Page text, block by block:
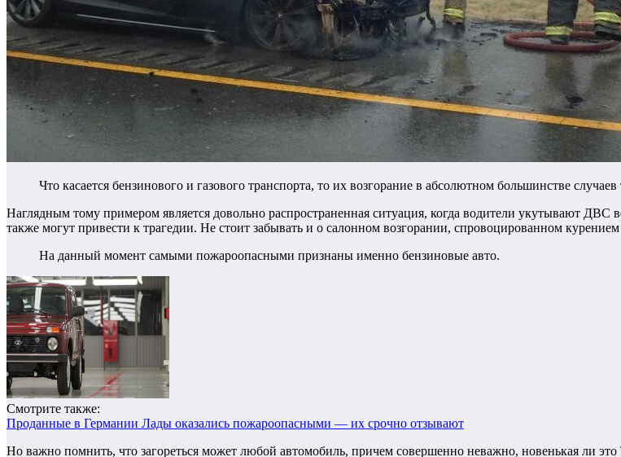
Что касается бензинового и газового транспорта, то их возгорание в абсолютном большинстве
Наглядным тому примером является довольно распространенная ситуация, когда водители укутывают ДВС
также могут привести к трагедии. Не стоит забывать и о салонном возгорании, спровоцированном
На данный момент самыми пожароопасными признаны именно бензиновые авто.
Смотрите также:
Проданные в Германии Лады оказались пожароопасными — их срочно отзывают
Но важно помнить, что загореться может любой автомобиль, причем совершенно неважно, новенькая ли